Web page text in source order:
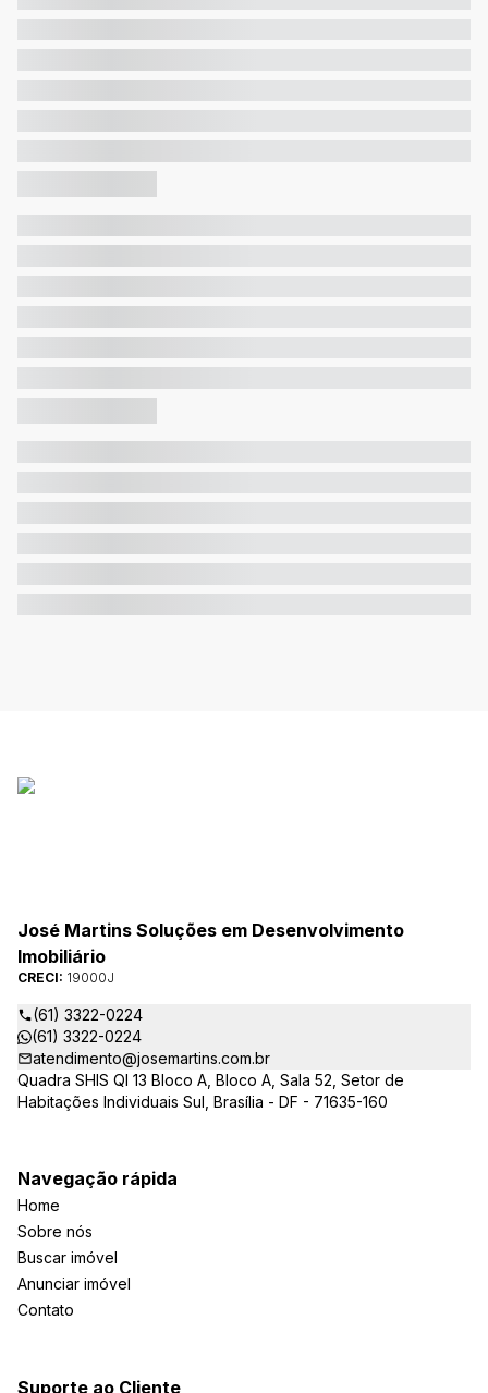
José Martins Soluções em Desenvolvimento
Imobiliário
CRECI: 19000J
(61) 3322-0224
(61) 3322-0224
atendimento@josemartins.com.br
Quadra SHIS QI 13 Bloco A, Bloco A, Sala 52, Setor de
Habitações Individuais Sul, Brasília - DF - 71635-160
Navegação rápida
Home
Sobre nós
Buscar imóvel
Anunciar imóvel
Contato
Suporte ao Cliente